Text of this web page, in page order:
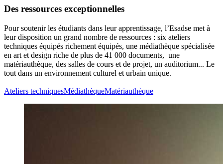
Des ressources exceptionnelles
Pour soutenir les étudiants dans leur apprentissage, l’Esadse met à
leur disposition un grand nombre de ressources : six ateliers
techniques équipés richement équipés, une médiathèque spécialisée
en art et design riche de plus de 41 000 documents, une
matériauthèque, des salles de cours et de projet, un auditorium... Le
tout dans un environnement culturel et urbain unique.
Ateliers techniquesMédiathèqueMatériauthèque